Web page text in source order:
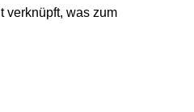
verknüpft, was zum